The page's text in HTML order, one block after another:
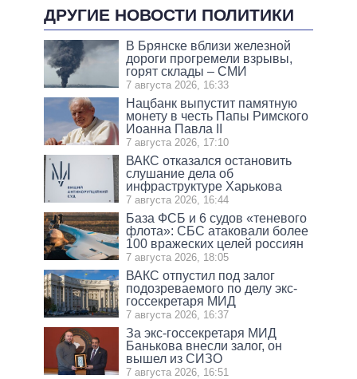
ДРУГИЕ НОВОСТИ ПОЛИТИКИ
В Брянске вблизи железной
дороги прогремели взрывы,
горят склады – СМИ
7 августа 2026, 16:33
Нацбанк выпустит памятную
монету в честь Папы Римского
Иоанна Павла II
7 августа 2026, 17:10
ВАКС отказался остановить
слушание дела об
инфраструктуре Харькова
7 августа 2026, 16:44
База ФСБ и 6 судов «теневого
флота»: СБС атаковали более
100 вражеских целей россиян
7 августа 2026, 18:05
ВАКС отпустил под залог
подозреваемого по делу экс-
госсекретаря МИД
7 августа 2026, 16:37
За экс-госсекретаря МИД
Банькова внесли залог, он
вышел из СИЗО
7 августа 2026, 16:51